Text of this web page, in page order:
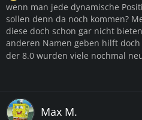
wenn man jede dynamische
sollen denn da noch kommen?
diese doch schon gar nicht
anderen Namen geben hilft
der 8.0 wurden viele nochmal
Max M.